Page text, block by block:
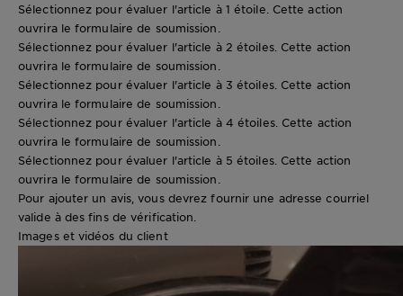
Sélectionnez pour évaluer l'article à 1 étoile. Cette action
ouvrira le formulaire de soumission.
Sélectionnez pour évaluer l'article à 2 étoiles. Cette action
ouvrira le formulaire de soumission.
Sélectionnez pour évaluer l'article à 3 étoiles. Cette action
ouvrira le formulaire de soumission.
Sélectionnez pour évaluer l'article à 4 étoiles. Cette action
ouvrira le formulaire de soumission.
Sélectionnez pour évaluer l'article à 5 étoiles. Cette action
ouvrira le formulaire de soumission.
Pour ajouter un avis, vous devrez fournir une adresse courriel
valide à des fins de vérification.
Images et vidéos du client